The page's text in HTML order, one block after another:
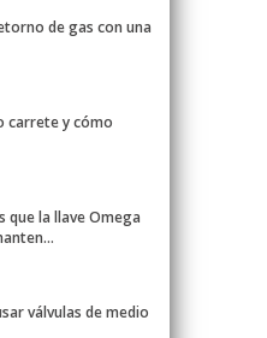
de gas con una
carrete y cómo
que la llave Omega
válvulas de medio